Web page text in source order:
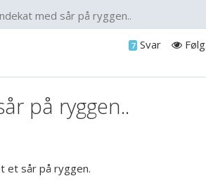
med sår på ryggen..
Følg
7 Svar
på ryggen..
et sår på ryggen.